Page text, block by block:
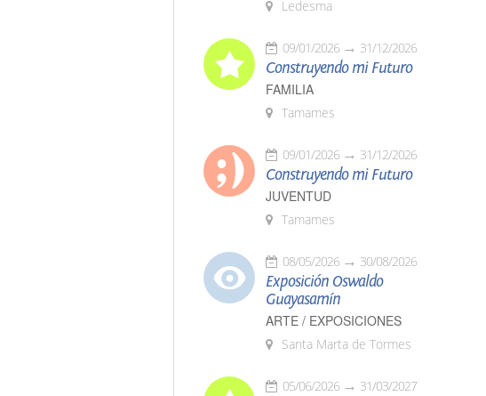
Ledesma
09/01/2026 31/12/2026
Construyendo mi Futuro
FAMILIA
Tamames
09/01/2026 31/12/2026
Construyendo mi Futuro
JUVENTUD
Tamames
08/05/2026 30/08/2026
Exposición Oswaldo
Guayasamín
ARTE / EXPOSICIONES
Santa Marta de Tormes
05/06/2026 31/03/2027